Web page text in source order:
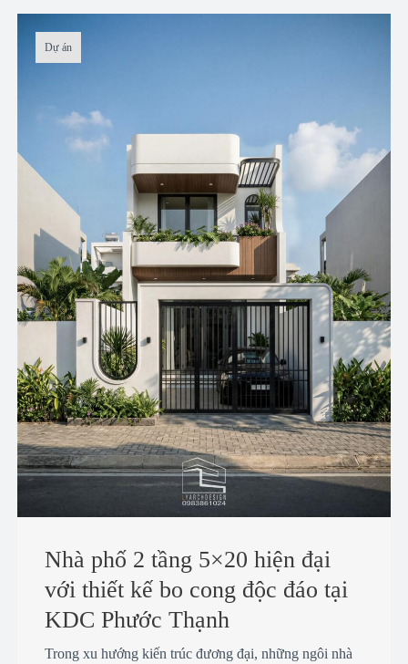
Dự án
Nhà phố 2 tầng 5×20 hiện đại
với thiết kế bo cong độc đáo tại
KDC Phước Thạnh
Trong xu hướng kiến trúc đương đại, những ngôi nhà